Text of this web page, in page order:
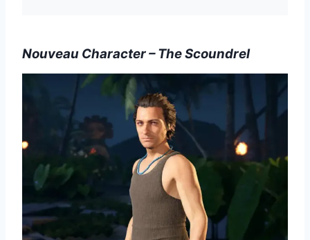
Nouveau Character – The Scoundrel